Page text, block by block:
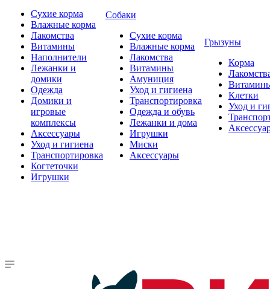
Сухие корма
Влажные корма
Лакомства
Витамины
Наполнители
Лежанки и
домики
Одежда
Домики и
игровые
комплексы
Аксессуары
Уход и гигиена
Транспортировка
Когтеточки
Игрушки
Собаки
Сухие корма
Влажные корма
Лакомства
Витамины
Амуниция
Уход и гигиена
Транспортировка
Одежда и обувь
Лежанки и дома
Игрушки
Миски
Аксессуары
Грызуны
Корма
Клетки
Уход и